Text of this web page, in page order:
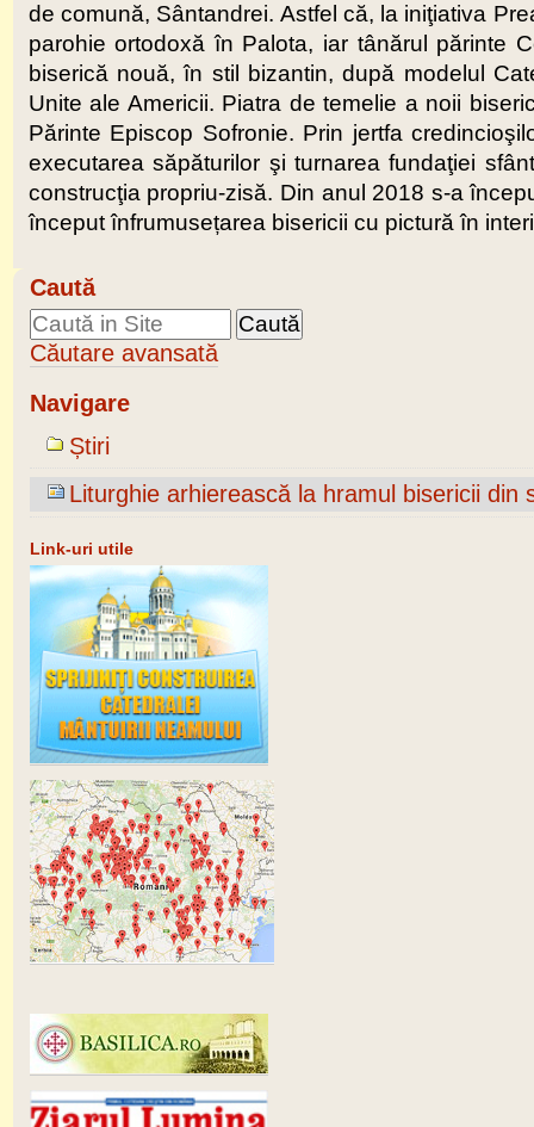
de comună, Sântandrei. Astfel că, la iniţiativa
parohie ortodoxă în Palota, iar tânărul părinte
biserică nouă, în stil bizantin, după modelul
Unite ale Americii. Piatra de temelie a noii
Părinte Episcop Sofronie. Prin jertfa
executarea săpăturilor şi turnarea fundaţiei
construcţia propriu-zisă. Din anul 2018 s-a
început înfrumusețarea bisericii cu pictură în
Caută
Căutare avansată
Navigare
Știri
Liturghie arhierească la hramul bisericii din
Link-uri utile